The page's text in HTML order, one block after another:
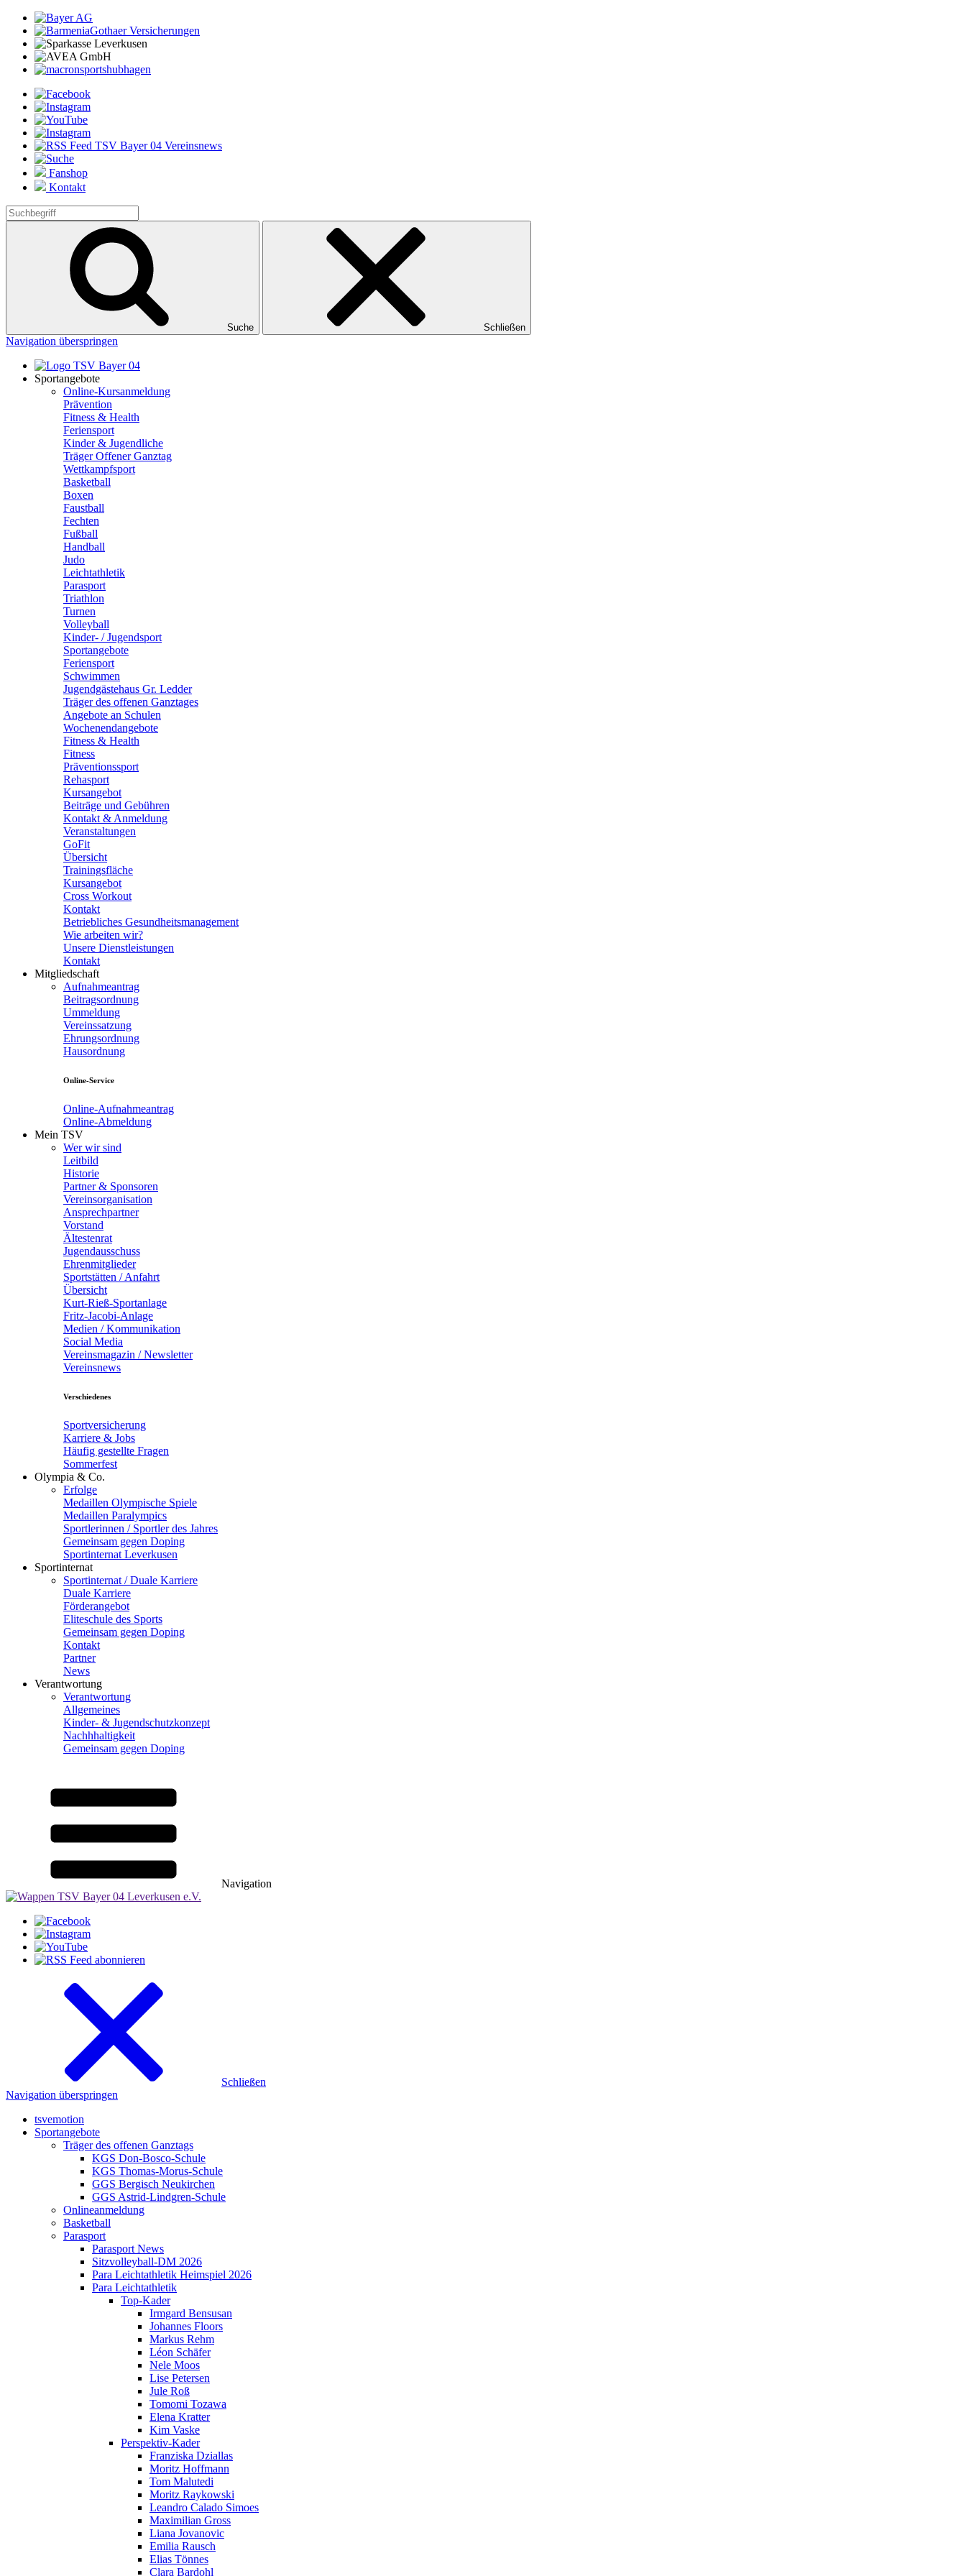
Fanshop
Kontakt
Suche Schließen
Navigation überspringen
Sportangebote
Online-Kursanmeldung
Prävention
Fitness & Health
Feriensport
Kinder & Jugendliche
Träger Offener Ganztag
Wettkampfsport
Basketball
Boxen
Faustball
Fechten
Fußball
Handball
Judo
Leichtathletik
Parasport
Triathlon
Turnen
Volleyball
Kinder- / Jugendsport
Sportangebote
Feriensport
Schwimmen
Jugendgästehaus Gr. Ledder
Träger des offenen Ganztages
Angebote an Schulen
Wochenendangebote
Fitness & Health
Fitness
Präventionssport
Rehasport
Kursangebot
Beiträge und Gebühren
Kontakt & Anmeldung
Veranstaltungen
GoFit
Übersicht
Trainingsfläche
Kursangebot
Cross Workout
Kontakt
Betriebliches Gesundheitsmanagement
Wie arbeiten wir?
Unsere Dienstleistungen
Kontakt
Mitgliedschaft
Aufnahmeantrag
Beitragsordnung
Ummeldung
Vereinssatzung
Ehrungsordnung
Hausordnung
Online-Service
Online-Aufnahmeantrag
Online-Abmeldung
Mein TSV
Wer wir sind
Leitbild
Historie
Partner & Sponsoren
Vereinsorganisation
Ansprechpartner
Vorstand
Ältestenrat
Jugendausschuss
Ehrenmitglieder
Sportstätten / Anfahrt
Übersicht
Kurt-Rieß-Sportanlage
Fritz-Jacobi-Anlage
Medien / Kommunikation
Social Media
Vereinsmagazin / Newsletter
Vereinsnews
Verschiedenes
Sportversicherung
Karriere & Jobs
Häufig gestellte Fragen
Sommerfest
Olympia & Co.
Erfolge
Medaillen Olympische Spiele
Medaillen Paralympics
Sportlerinnen / Sportler des Jahres
Gemeinsam gegen Doping
Sportinternat Leverkusen
Sportinternat
Sportinternat / Duale Karriere
Duale Karriere
Förderangebot
Eliteschule des Sports
Gemeinsam gegen Doping
Kontakt
Partner
News
Verantwortung
Verantwortung
Allgemeines
Kinder- & Jugendschutzkonzept
Nachhhaltigkeit
Gemeinsam gegen Doping
Navigation
Schließen
Navigation überspringen
tsvemotion
Sportangebote
Träger des offenen Ganztags
KGS Don-Bosco-Schule
KGS Thomas-Morus-Schule
GGS Bergisch Neukirchen
GGS Astrid-Lindgren-Schule
Onlineanmeldung
Basketball
Parasport
Parasport News
Sitzvolleyball-DM 2026
Para Leichtathletik Heimspiel 2026
Para Leichtathletik
Top-Kader
Irmgard Bensusan
Johannes Floors
Markus Rehm
Léon Schäfer
Nele Moos
Lise Petersen
Jule Roß
Tomomi Tozawa
Elena Kratter
Kim Vaske
Perspektiv-Kader
Franziska Dziallas
Moritz Hoffmann
Tom Malutedi
Moritz Raykowski
Leandro Calado Simoes
Maximilian Gross
Liana Jovanovic
Emilia Rausch
Elias Tönnes
Clara Bardohl